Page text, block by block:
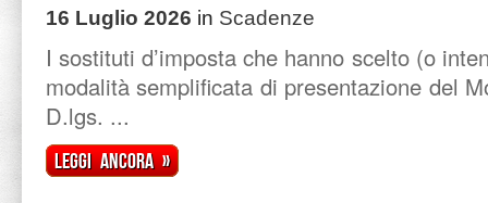
16 Luglio 2026 in Scadenze
I sostituti d’imposta che hanno scelto (o
modalità semplificata di presentazione del
D.lgs. ...
Leggi ancora »